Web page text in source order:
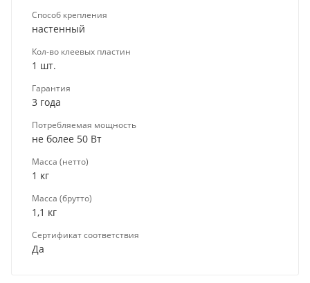
Способ крепления
настенный
Кол-во клеевых пластин
1 шт.
Гарантия
3 года
Потребляемая мощность
не более 50 Вт
Масса (нетто)
1 кг
Масса (брутто)
1,1 кг
Сертификат соответствия
Да